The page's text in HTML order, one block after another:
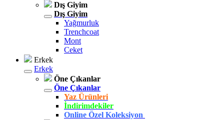
Dış Giyim
Dış Giyim
Yağmurluk
Trenchcoat
Mont
Ceket
Erkek
Erkek
Öne Çıkanlar
Öne Çıkanlar
Yaz Ürünleri
İndirimdekiler
Online Özel Koleksiyon